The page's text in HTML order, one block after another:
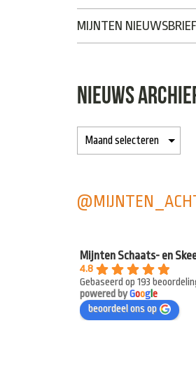
MIJNTEN
NIEUWS
Mijnten Schaats- en
4.8
Gebaseerd op 193
powered byGoogle
beoordeel ons op